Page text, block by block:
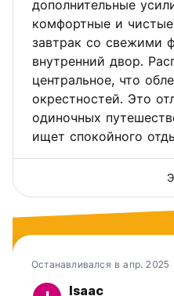
дополнительные
комфортные и
завтрак со свежими
внутренний двор.
центральное, что
окрестностей. Это
одиночных
ищет спокойного
Останавливался в апр. 2025
Isaac